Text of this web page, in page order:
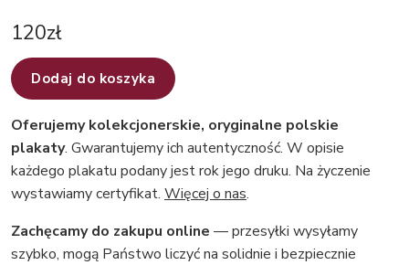
120zł
Dodaj do koszyka
Oferujemy kolekcjonerskie, oryginalne polskie
plakaty. Gwarantujemy ich autentyczność. W opisie
każdego plakatu podany jest rok jego druku. Na życzenie
wystawiamy certyfikat. Więcej o nas.
Zachęcamy do zakupu online — przesyłki wysyłamy
szybko, mogą Państwo liczyć na solidnie i bezpiecznie